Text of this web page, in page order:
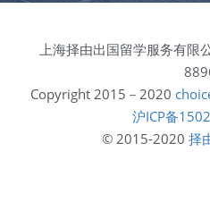
上海择由出国留学服务有限
Copyright 2015－2020
沪ICP备
© 2015-2020 择